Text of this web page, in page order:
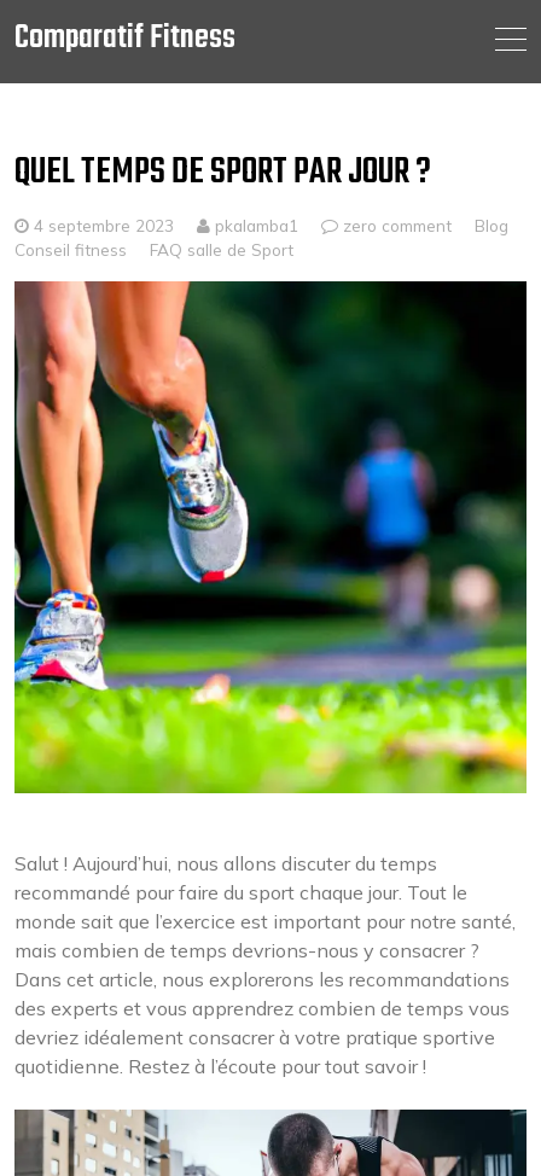
content
Comparatif Fitness
QUEL TEMPS DE SPORT PAR JOUR ?
4 septembre 2023 pkalamba1 zero comment
Blog
Conseil fitness
FAQ salle de Sport
Salut ! Aujourd’hui, nous allons discuter du temps
recommandé pour faire du sport chaque jour. Tout le
monde sait que l’exercice est important pour notre santé,
mais combien de temps devrions-nous y consacrer ?
Dans cet article, nous explorerons les recommandations
des experts et vous apprendrez combien de temps vous
devriez idéalement consacrer à votre pratique sportive
quotidienne. Restez à l’écoute pour tout savoir !